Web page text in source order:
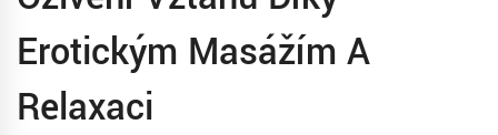
Erotickým Masážím A
Relaxaci